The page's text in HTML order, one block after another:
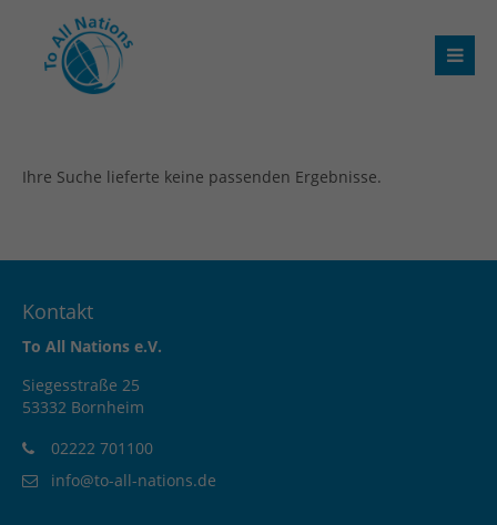
Ihre Suche lieferte keine passenden Ergebnisse.
Kontakt
To All Nations e.V.
Siegesstraße 25
53332 Bornheim
02222 701100
info@to-all-nations.de